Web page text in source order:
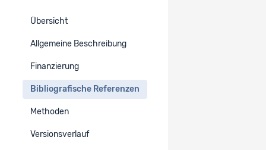
Übersicht
Allgemeine Beschreibung
Finanzierung
Bibliografische Referenzen
Methoden
Versionsverlauf
Unpublizierte Dokumente